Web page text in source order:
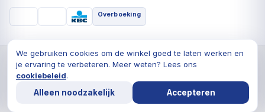
Overboeking
© 2026 Cees Cards B.V., Alle rechten voorbehouden
PrivacyverklaringAlgemene voorwaarden Cookiebeleid
We gebruiken cookies om de winkel goed te laten werken en
je ervaring te verbeteren. Meer weten? Lees ons
cookiebeleid.
Alleen noodzakelijk
Accepteren
De waardering van ceescards.eu/ bijWebwinkelKeur
is 9.8/10 gebaseerd op 1764 reviews.